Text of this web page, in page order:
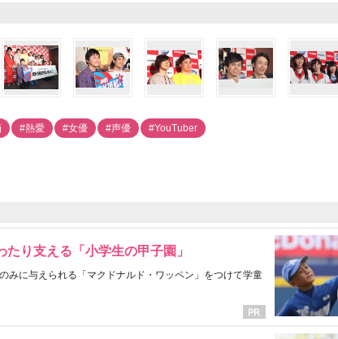
#熱愛 #女優 #声優 #YouTuber
り支える「小学生の甲子園」
みに与えられる「マクドナルド・ワッペン」をつけて学童